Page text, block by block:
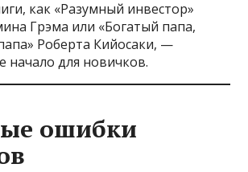
как «Разумный инвестор»
Грэма или «Богатый папа,
Роберта Кийосаки, —
начало для новичков.
ошибки